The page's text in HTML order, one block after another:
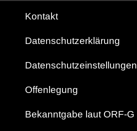
Kontakt
Datenschutzerklärung
Datenschutzeinstellungen
Offenlegung
Bekanntgabe laut ORF-G